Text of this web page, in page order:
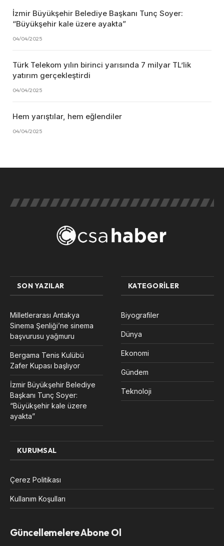
İzmir Büyükşehir Belediye Başkanı Tunç Soyer:
“Büyükşehir kale üzere ayakta”
04/04/2025
Türk Telekom yılın birinci yarısında 7 milyar TL’lik
yatırım gerçekleştirdi
04/04/2025
Hem yarıştılar, hem eğlendiler
04/04/2025
SON YAZILAR
Milletlerarası Antakya
Sinema Şenliği’ne sinema
başvurusu yağmuru
Bergama Tenis Kulübü
Zafer Kupası başlıyor
İzmir Büyükşehir Belediye
Başkanı Tunç Soyer:
“Büyükşehir kale üzere
ayakta”
KATEGORILER
Biyografiler
Dünya
Ekonomi
Gündem
Teknoloji
KURUMSAL
Çerez Politikası
Kullanım Koşulları
Güncellemelere Abone Ol